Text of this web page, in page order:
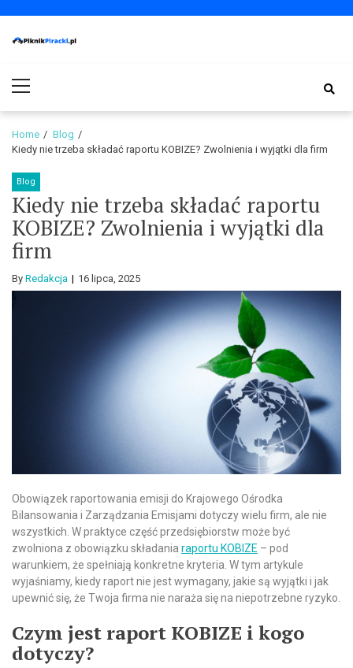
navigation
content
Menu
Home
Blog
Kiedy nie trzeba składać raportu KOBIZE? Zwolnienia i wyjątki dla firm
Blog
Kiedy nie trzeba składać raportu
KOBIZE? Zwolnienia i wyjątki dla
firm
By Redakcja 16 lipca, 2025
Obowiązek raportowania emisji do Krajowego Ośrodka
Bilansowania i Zarządzania Emisjami dotyczy wielu firm, ale nie
wszystkich. W praktyce część przedsiębiorstw może być
zwolniona z obowiązku składania raportu KOBIZE – pod
warunkiem, że spełniają konkretne kryteria. W tym artykule
wyjaśniamy, kiedy raport nie jest wymagany, jakie są wyjątki i jak
upewnić się, że Twoja firma nie naraża się na niepotrzebne ryzyko.
Czym jest raport KOBIZE i kogo
dotyczy?